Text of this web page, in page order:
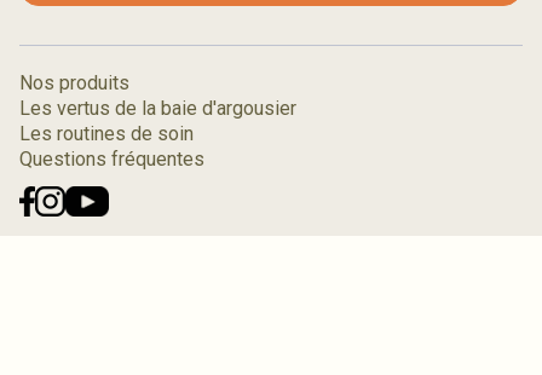
Nos produits
Les vertus de la baie d'argousier
Les routines de soin
Questions fréquentes